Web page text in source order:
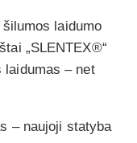
laidumo
„SLENTEX®“
laidumas – net
– naujoji statyba